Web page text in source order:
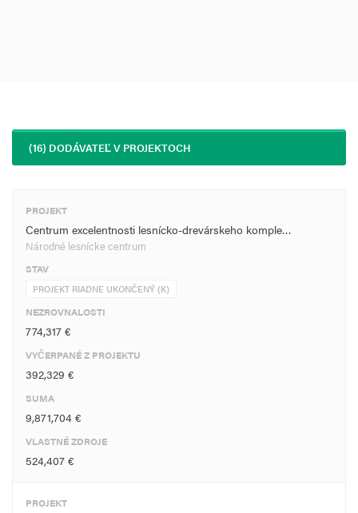
(16) DODÁVATEĽ V PROJEKTOCH
PROJEKT
Centrum excelentnosti lesnícko-drevárskeho komple…
Národné lesnícke centrum
STAV
PROJEKT RIADNE UKONČENÝ (K)
NEZROVNALOSTI
774,317 €
VYČERPANÉ Z PROJEKTU
392,329 €
SUMA
9,871,704 €
VLASTNÉ ZDROJE
524,407 €
PROJEKT